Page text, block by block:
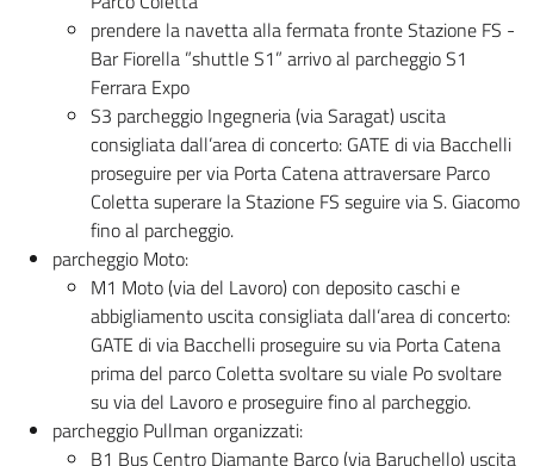
prendere la navetta alla fermata fronte Stazione FS -
Bar Fiorella ”shuttle S1” arrivo al parcheggio S1
Ferrara Expo
S3 parcheggio Ingegneria (via Saragat) uscita
consigliata dall’area di concerto: GATE di via Bacchelli
proseguire per via Porta Catena attraversare Parco
Coletta superare la Stazione FS seguire via S. Giacomo
fino al parcheggio.
parcheggio Moto:
M1 Moto (via del Lavoro) con deposito caschi e
abbigliamento uscita consigliata dall’area di concerto:
GATE di via Bacchelli proseguire su via Porta Catena
prima del parco Coletta svoltare su viale Po svoltare
su via del Lavoro e proseguire fino al parcheggio.
parcheggio Pullman organizzati:
B1 Bus Centro Diamante Barco (via Baruchello) uscita